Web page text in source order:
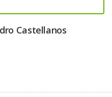
Castellanos